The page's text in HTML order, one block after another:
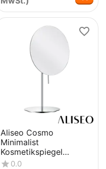
Aliseo Cosmo
Minimalist
Kosmetikspiegel
Standmodell
0.0